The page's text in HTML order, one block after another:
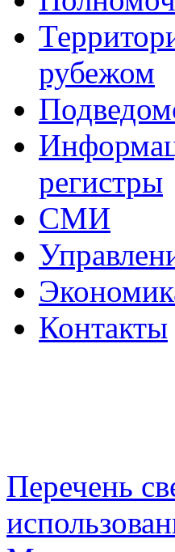
рубежом
регистры
СМИ
Контакты
Перечень